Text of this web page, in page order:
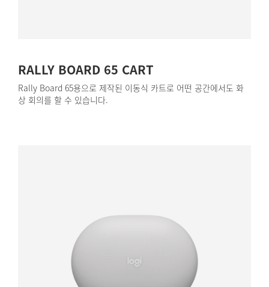
RALLY BOARD 65 CART
Rally Board 65용으로 제작된 이동식 카트로 어떤 공간에서도 화
상 회의를 할 수 있습니다.